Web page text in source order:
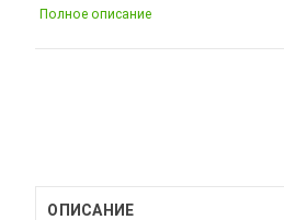
Полное описание
ОПИСАНИЕ